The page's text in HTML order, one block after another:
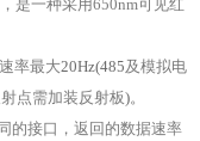
一种采用650nm可见红
速率最大20Hz(485及模拟电
点需加装反射板)。
接口，返回的数据速率